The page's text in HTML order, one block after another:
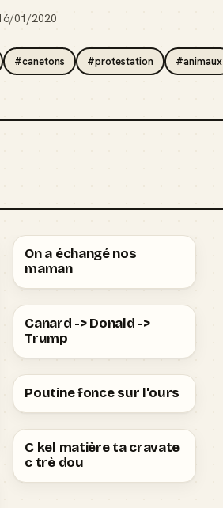
01/2020
#canetons #protestation #animaux
On a échangé nos
maman
Canard -> Donald ->
Trump
Poutine fonce sur l'ours
C kel matière ta cravate
c trè dou